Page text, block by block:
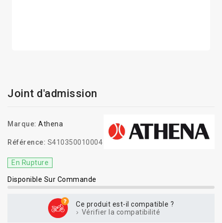
Joint d'admission
Marque: Athena
Référence: S410350010004
En Rupture
Disponible Sur Commande
Ce produit est-il compatible ?
Vérifier la compatibilité